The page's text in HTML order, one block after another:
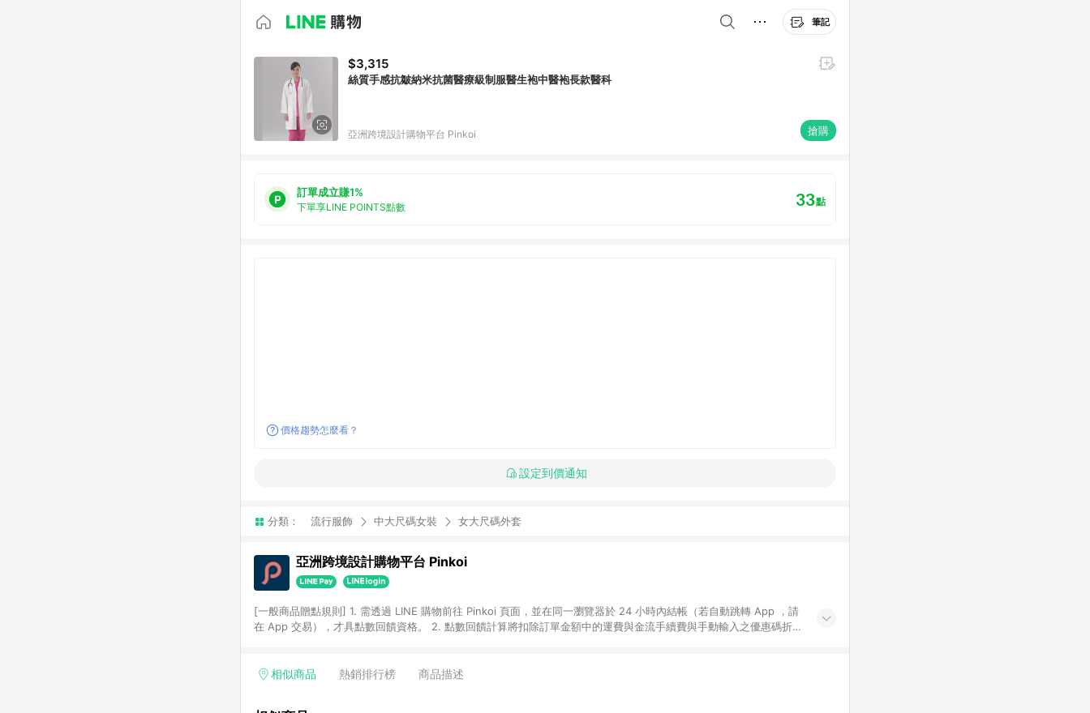
筆記
$3,315
絲質手感抗皺納米抗菌醫療級制服醫生袍中醫袍長款醫科
亞洲跨境設計購物平台 Pinkoi 搶購
訂單成立賺1%
下單享LINE POINTS點數 33點
價格趨勢怎麼看？
設定到價通知
分類： 流行服飾 中大尺碼女裝 女大尺碼外套
亞洲跨境設計購物平台 Pinkoi
[一般商品贈點規則] 1. 需透過 LINE 購物前往 Pinkoi 頁面，並在同一瀏覽器於 24 小時內結帳（若自動跳轉 App ，請
在 App 交易），才具點數回饋資格。 2. 點數回饋計算將扣除訂單金額中的運費與金流手續費與手動輸入之優惠碼折
格，部分退款不在此限。 6. APP 請更新至Android v4.6.0 / iOS v4.1.5 以上才具贈點資格。 7. 點數將於出貨後 45 天
相似商品 熱銷排行榜 商品描述